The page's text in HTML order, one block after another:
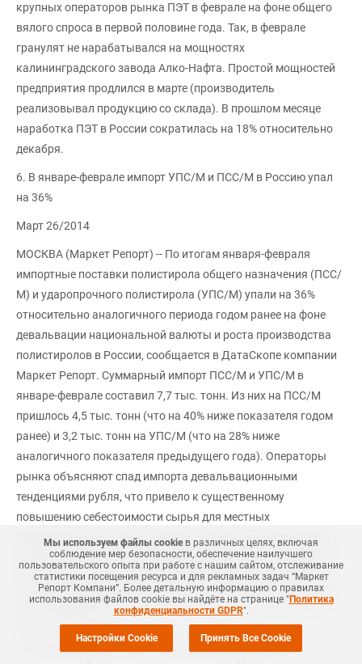
крупных операторов рынка ПЭТ в феврале на фоне общего
вялого спроса в первой половине года. Так, в феврале
гранулят не нарабатывался на мощностях
калининградского завода Алко-Нафта. Простой мощностей
предприятия продлился в марте (производитель
реализовывал продукцию со склада). В прошлом месяце
наработка ПЭТ в России сократилась на 18% относительно
декабря.
6. В январе-феврале импорт УПС/М и ПСС/М в Россию упал
на 36%
Март 26/2014
МОСКВА (Маркет Репорт) -- По итогам января-февраля
импортные поставки полистирола общего назначения (ПСС/
М) и ударопрочного полистирола (УПС/М) упали на 36%
относительно аналогичного периода годом ранее на фоне
девальвации национальной валюты и роста производства
полистиролов в России, сообщается в ДатаСкопе компании
Маркет Репорт. Суммарный импорт ПСС/М и УПС/М в
январе-феврале составил 7,7 тыс. тонн. Из них на ПСС/М
пришлось 4,5 тыс. тонн (что на 40% ниже показателя годом
ранее) и 3,2 тыс. тонн на УПС/М (что на 28% ниже
аналогичного показателя предыдущего года). Операторы
рынка объясняют спад импорта девальвационными
тенденциями рубля, что привело к существенному
повышению себестоимости сырья для местных
переработчиков. В свою очередь, в поисках альтернативы
российские компании переключили внимание на материал
российского производства. Российские заводы отмечали,
что особый интерес наблюдался на марки УПС/М, которые
7. В январе - феврале 2014 года выпуск изделий из
Мы используем файлы cookieв различных целях, включая
соблюдение мер безопасности, обеспечение наилучшего
пользовательского опыта при работе с нашим сайтом, отслеживание
статистики посещения ресурса и для рекламных задач “Маркет
Репорт Компани”. Более детальную информацию о правилах
использования файлов cookie вы найдёте на странице "Политика
конфиденциальности GDPR".
Настройки Cookie Принять Все Cookie